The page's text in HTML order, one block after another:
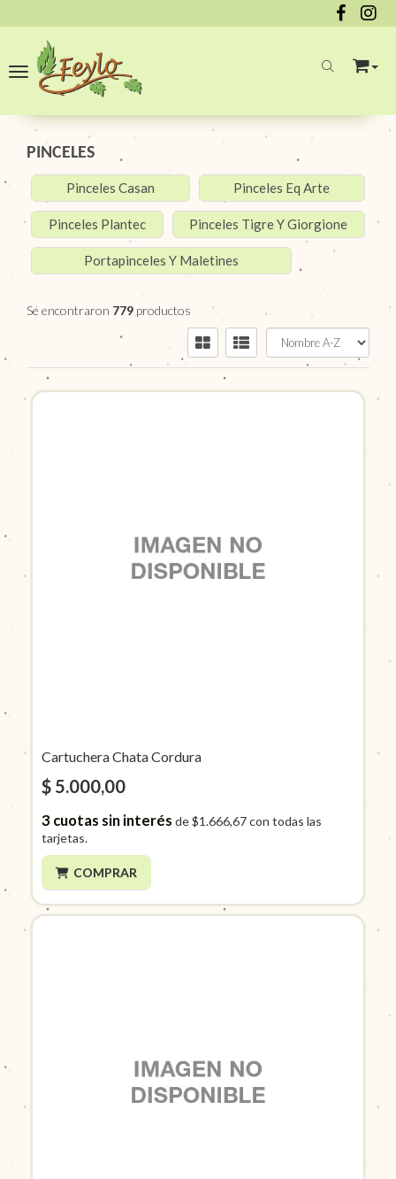
Toggle navigation
PINCELES
Pinceles Casan Pinceles Eq Arte
Pinceles Plantec Pinceles Tigre Y Giorgione
Portapinceles Y Maletines
Se encontraron 779 productos
Cartuchera Chata Cordura
$ 5.000,00
3cuotas sin interés de$1.666,67con todas las
tarjetas.
COMPRAR